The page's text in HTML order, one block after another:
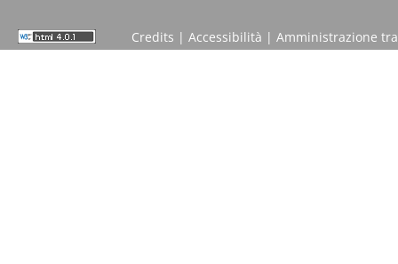
Credits | Accessibilità | Amministrazione